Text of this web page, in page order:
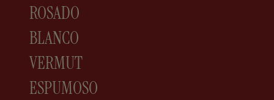
ROSADO
BLANCO
VERMUT
ESPUMOSO